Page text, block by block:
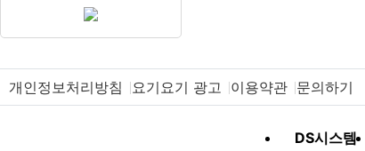
개인정보처리방침 요기요기 광고 이용약관 문의하기
DS시스템